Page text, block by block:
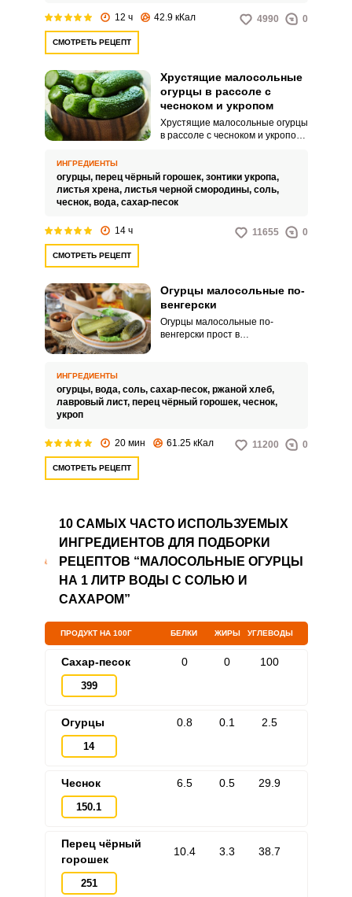
12 ч 42.9 кКал 4990 0
СМОТРЕТЬ РЕЦЕПТ
Хрустящие малосольные
огурцы в рассоле с
чесноком и укропом
Хрустящие малосольные огурцы
в рассоле с чесноком и укропом
идеально подходит для лета.
Хрустящие огурцы, ароматный
чеснок и свежий укроп создают
ИНГРЕДИЕНТЫ
огурцы, перец чёрный горошек, зонтики укропа,
листья хрена, листья черной смородины, соль,
чеснок, вода, сахар-песок
14 ч 11655 0
СМОТРЕТЬ РЕЦЕПТ
Огурцы малосольные по-
венгерски
Огурцы малосольные по-
венгерски прост в
малосольных огурцов, с
выведением естественного
процесса брожения, благодаря
несколько большего времени,
ИНГРЕДИЕНТЫ
огурцы, вода, соль, сахар-песок, ржаной хлеб,
лавровый лист, перец чёрный горошек, чеснок,
укроп
20 мин 61.25 кКал 11200 0
СМОТРЕТЬ РЕЦЕПТ
10 САМЫХ ЧАСТО ИСПОЛЬЗУЕМЫХ
ИНГРЕДИЕНТОВ ДЛЯ ПОДБОРКИ
РЕЦЕПТОВ “МАЛОСОЛЬНЫЕ ОГУРЦЫ
НА 1 ЛИТР ВОДЫ С СОЛЬЮ И
САХАРОМ”
ПРОДУКТ НА 100Г БЕЛКИ ЖИРЫ УГЛЕВОДЫ
Сахар-песок
399
0 0 100
Огурцы
14
0.8 0.1 2.5
Чеснок
150.1
6.5 0.5 29.9
Перец чёрный
горошек
251
10.4 3.3 38.7